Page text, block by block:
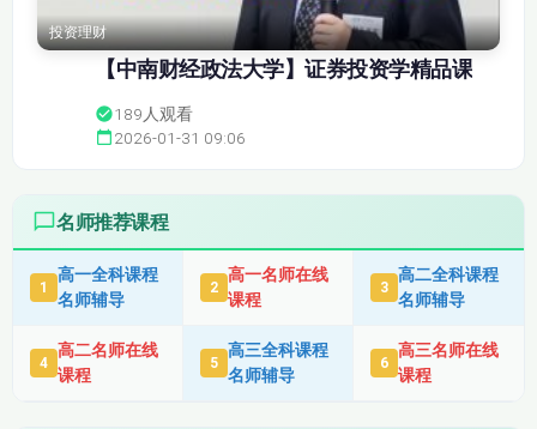
投资理财
【中南财经政法大学】证券投资学精品课
189 人观看
2026-01-31 09:06
名师推荐课程
1
高一全科课程
名师辅导
2
高一名师在线
课程
3
高二全科课程
名师辅导
4
高二名师在线
课程
5
高三全科课程
名师辅导
6
高三名师在线
课程